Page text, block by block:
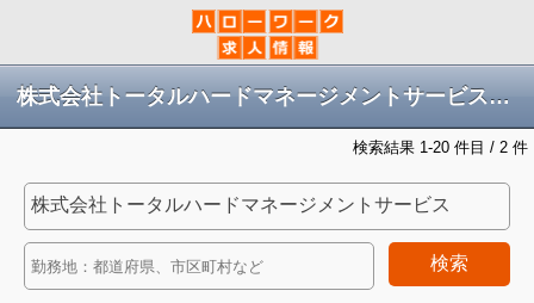
株式会社トータルハードマネージメントサービスの求人
検索結果 1-20 件目 / 2 件
検索